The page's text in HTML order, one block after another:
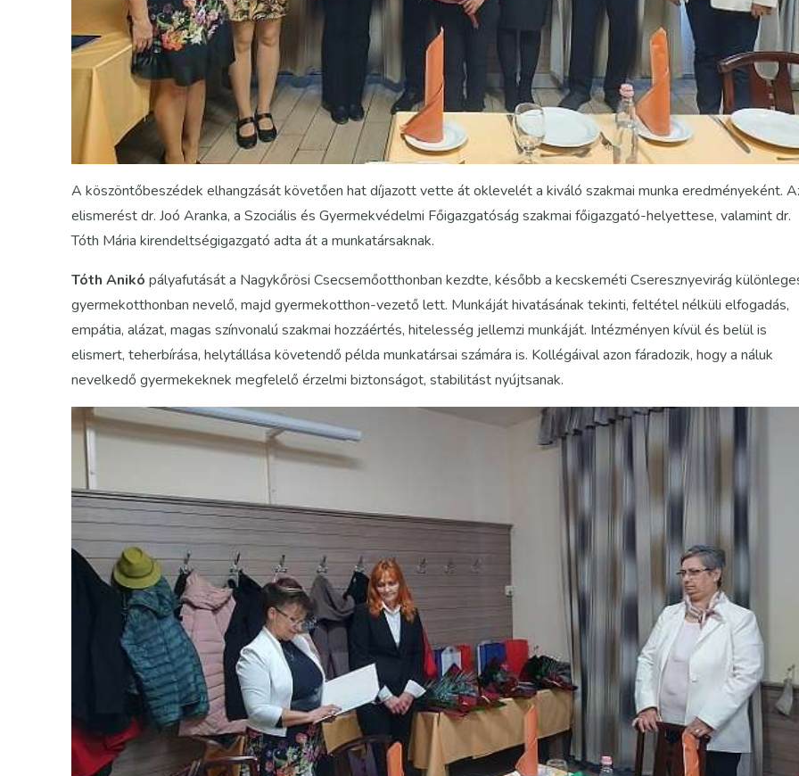
A köszöntőbeszédek elhangzását követően hat díjazott vette át oklevelét a kiváló szakmai munka eredményeként.
elismerést dr. Joó Aranka, a Szociális és Gyermekvédelmi Főigazgatóság szakmai főigazgató-helyettese, valamint dr.
Tóth Mária kirendeltségigazgató adta át a munkatársaknak.
Tóth Anikó pályafutását a Nagykőrösi Csecsemőotthonban kezdte, később a kecskeméti Cseresznyevirág
gyermekotthonban nevelő, majd gyermekotthon-vezető lett. Munkáját hivatásának tekinti, feltétel nélküli elfogadás,
empátia, alázat, magas színvonalú szakmai hozzáértés, hitelesség jellemzi munkáját. Intézményen kívül és belül is
elismert, teherbírása, helytállása követendő példa munkatársai számára is. Kollégáival azon fáradozik, hogy a náluk
nevelkedő gyermekeknek megfelelő érzelmi biztonságot, stabilitást nyújtsanak.